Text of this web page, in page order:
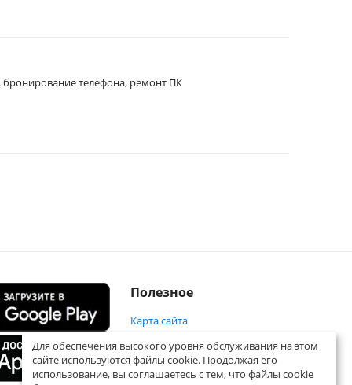
бронирование телефона, ремонт ПК
Полезное
Карта сайта
Для обеспечения высокого уровня обслуживания на этом
сайте используются файлы cookie. Продолжая его
использование, вы соглашаетесь с тем, что файлы cookie